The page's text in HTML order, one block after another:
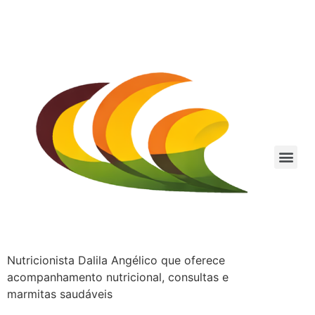
Nutricionista Dalila Angélico que oferece
acompanhamento nutricional, consultas e
marmitas saudáveis